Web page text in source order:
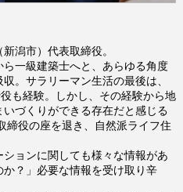
潟市）代表取締役。
一級建築士へと、あらゆる角度
。サラリーマン生活の最後は、
も経験。しかし、その経験から地
づくりができる存在だと感じる
締役の座を退き、自然派ライフ住
ョンに関しても様々な情報があ
？」必要な情報を受け取り辛